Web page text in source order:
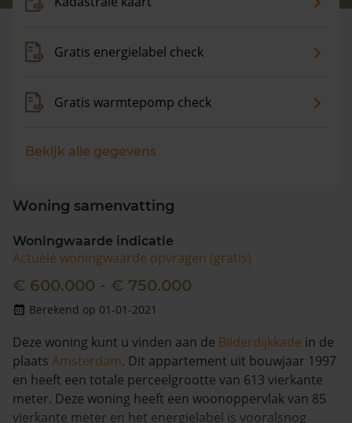
Gratis energielabel check
Gratis warmtepomp check
Bekijk alle gegevens
Woning samenvatting
Woningwaarde indicatie
Actuele woningwaarde opvragen (gratis)
€ 600.000 - € 750.000
Berekend op 01-01-2021
Deze woning kunt u vinden aan de Bilderdijkkade in de
plaats Amsterdam. Dit appartement uit bouwjaar 1997
en heeft een totale perceelgrootte van 613 vierkante
meter. Deze woning heeft een woonoppervlak van 85
vierkante meter en het energielabel is vooralsnog